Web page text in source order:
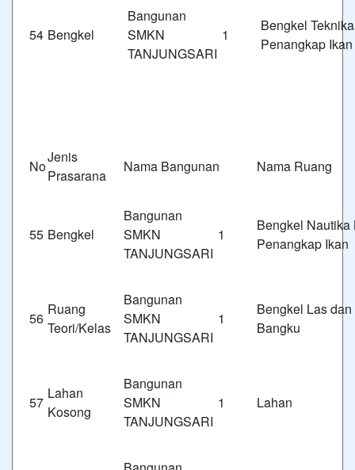
54 Bengkel
Bangunan
SMKN 1
TANJUNGSARI
Bengkel
Penangkap Ikan
No
Jenis
Prasarana
Nama Bangunan Nama Ruang
55 Bengkel
Bangunan
SMKN 1
TANJUNGSARI
Bengkel Nautika
Penangkap Ikan
56
Ruang
Teori/Kelas
Bangunan
SMKN 1
TANJUNGSARI
Bengkel Las
Bangku
57
Lahan
Kosong
Bangunan
SMKN 1
TANJUNGSARI
Lahan